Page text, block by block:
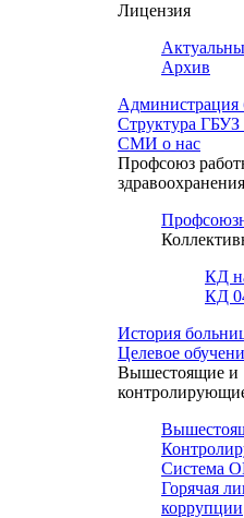
Лицензия
Архив
Администрация
Структура
СМИ о нас
Профсоюз
здравоохранения
КД
КД
История
Целевое
Вышестоящие и
Система
Горячая
коррупции